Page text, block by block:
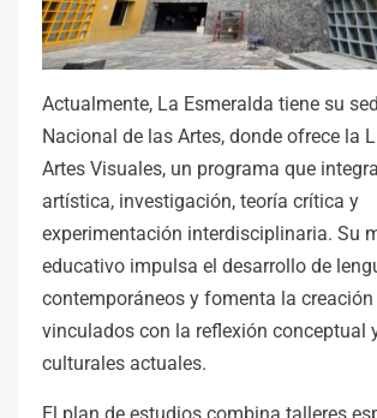
Actualmente, La Esmeralda tiene su
Nacional de las Artes, donde ofrece la
Artes Visuales, un programa que
artística, investigación, teoría crítica y
experimentación interdisciplinaria. Su
educativo impulsa el desarrollo de
contemporáneos y fomenta la
vinculados con la reflexión conceptual
culturales actuales.